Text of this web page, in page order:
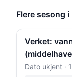
Flere sesong
Verket:
Dato ukjent ·